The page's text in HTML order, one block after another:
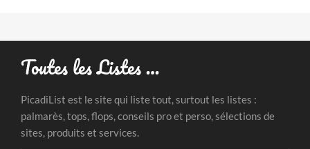
Toutes les Listes …
PicadiList est le site qui liste tout, surtout les listes :
palmarès, tops, flops, conseils pro et perso, sélections de
sites, produits et services.